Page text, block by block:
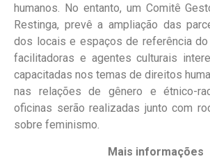
humanos. No entanto, um Comitê
Restinga, prevê a ampliação das
dos locais e espaços de referência do
facilitadoras e agentes culturais
capacitadas nos temas de direitos
nas relações de gênero e étnico-
oficinas serão realizadas junto com
sobre feminismo.
Mais informações